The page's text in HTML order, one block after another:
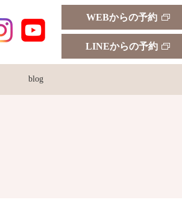
blog
WEBからの予約
LINEからの予約